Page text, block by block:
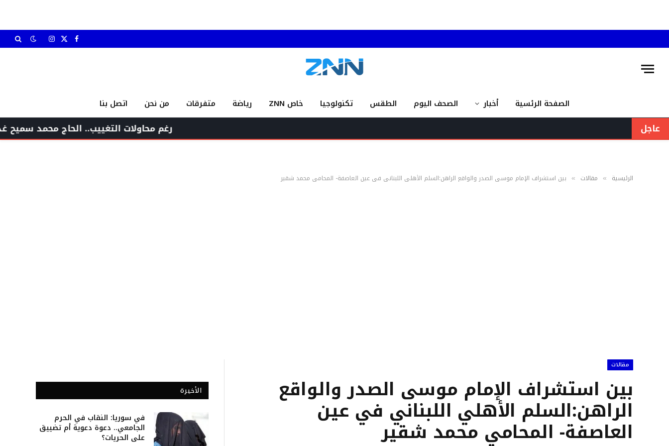
فيسبوك
X الانستغرام
الصفحة الرئسية أخبار الصحف اليوم الطقس تكنولوجيا خاص ZNN رياضة متفرقات من نحن اتصل بنا
عاجل رغم محاولات التغييب.. الحاج محمد سميح غدار
الرئيسية » مقالات » بين استشراف الإمام موسى الصدر والواقع الراهن:السلم الأهلي اللبناني في عين العاصفة- المحامي محمد شقير
مقالات
بين استشراف الإمام موسى الصدر والواقع
الراهن:السلم الأهلي اللبناني في عين
العاصفة- المحامي محمد شقير
الأخيرة
في سوريا: النقاب في الحرم
الجامعي.. دعوة دعوية أم تضييق
على الحريات؟